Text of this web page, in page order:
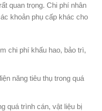
quan trọng. Chi phí nhân
khoản phụ cấp khác cho
chi phí khấu hao, bảo trì,
năng tiêu thụ trong quá
quá trình cán, vật liệu bị